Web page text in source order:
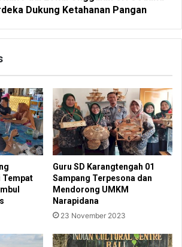
Dukung Ketahanan Pangan
Tempat
Guru SD Karangtengah 01
Sampang Terpesona dan
Mendorong UMKM
Narapidana
23 November 2023